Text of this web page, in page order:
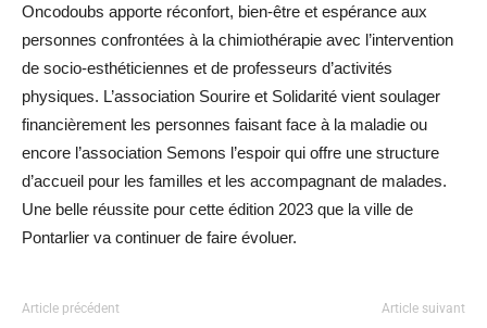
Oncodoubs apporte réconfort, bien-être et espérance aux
personnes confrontées à la chimiothérapie avec l’intervention
de socio-esthéticiennes et de professeurs d’activités
physiques. L’association Sourire et Solidarité vient soulager
financièrement les personnes faisant face à la maladie ou
encore l’association Semons l’espoir qui offre une structure
d’accueil pour les familles et les accompagnant de malades.
Une belle réussite pour cette édition 2023 que la ville de
Pontarlier va continuer de faire évoluer.
Article précédent Article suivant